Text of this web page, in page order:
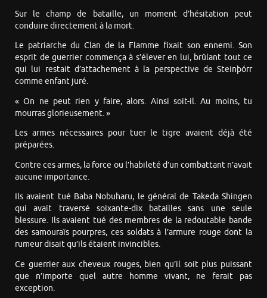
Sur le champ de bataille, un moment d’hésitation peut
conduire directement à la mort.
Le patriarche du Clan de la Flamme fixait son ennemi. Son
esprit de guerrier commença à s’élever en lui, brûlant tout ce
qui lui restait d’attachement à la perspective de Steinþórr
comme enfant juré.
« On ne peut rien y faire, alors. Ainsi soit-il. Au moins, tu
mourras glorieusement. »
Les armes nécessaires pour tuer le tigre avaient déjà été
préparées.
Contre ces armes, la force ou l’habileté d’un combattant n’avait
aucune importance.
Ils avaient tué Baba Nobuharu, le général de Takeda Shingen
qui avait traversé soixante-dix batailles sans une seule
blessure. Ils avaient tué des membres de la redoutable bande
des samouraïs pourpres, ces soldats à l’armure rouge dont la
rumeur disait qu’ils étaient invincibles.
Ce guerrier aux cheveux rouges, bien qu’il soit plus puissant
que n’importe quel autre homme vivant, ne ferait pas
exception.